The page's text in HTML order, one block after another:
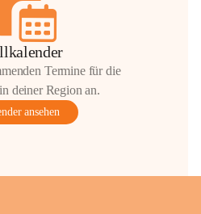
Termine für die
deiner Region an.
ansehen